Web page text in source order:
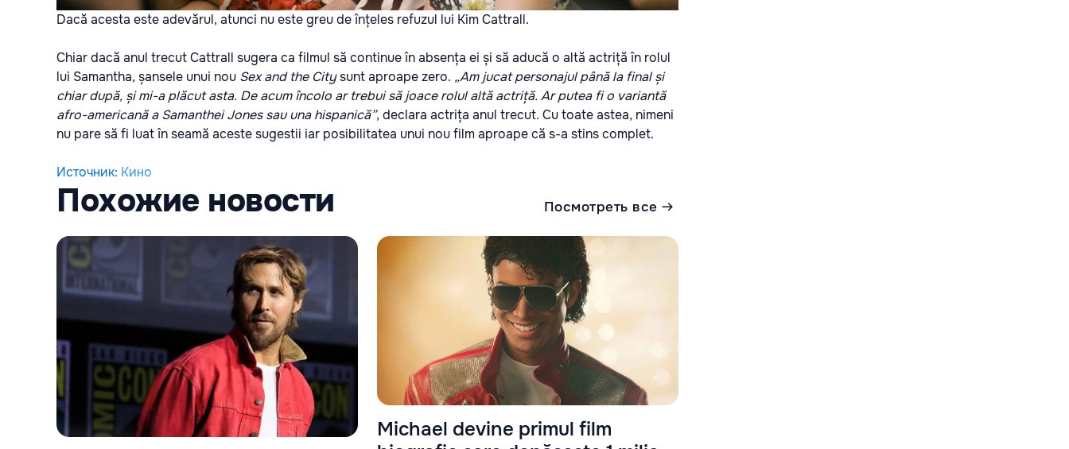
Dacă acesta este adevărul, atunci nu este greu de înțeles refuzul lui Kim Cattrall.
Chiar dacă anul trecut Cattrall sugera ca filmul să continue în absența ei și să aducă o altă actriță în rolul
lui Samantha, șansele unui nou Sex and the Citysunt aproape zero. „Am jucat personajul până la final și
chiar după, și mi-a plăcut asta. De acum încolo ar trebui să joace rolul altă actriță. Ar putea fi o variantă
afro-americană a Samanthei Jones sau una hispanică”, declara actrița anul trecut. Cu toate astea, nimeni
nu pare să fi luat în seamă aceste sugestii iar posibilitatea unui nou film aproape că s-a stins complet.
Источник: Кино
Похожие новости Посмотреть все
Michael devine primul film